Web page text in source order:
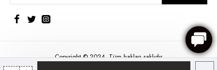
Copyright © 2024, Tüm hakları saklıdır